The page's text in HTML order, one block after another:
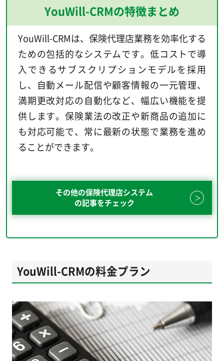
YouWill-CRMの特徴まとめ
YouWill-CRMは、保険代理店業務を効率化する
ための包括的なシステムです。低コストで導
入できるサブスクリプションモデルを採用
し、自動メール配信や顧客情報の一元管理、
満期更改対応の自動化など、幅広い機能を提
供します。保険業法の改正や新商品の追加に
も対応可能で、常に最新の状態で業務を進め
ることができます。
その他の保険代理店システム
の記事をチェック
YouWill-CRMの料金プラン